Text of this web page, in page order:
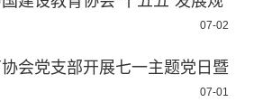
07-02
会党支部开展七一主题党日暨
07-01